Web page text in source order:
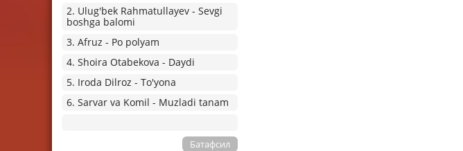
2. Ulug'bek Rahmatullayev - Sevgi
boshga balomi
3. Afruz - Po polyam
4. Shoira Otabekova - Daydi
5. Iroda Dilroz - To'yona
6. Sarvar va Komil - Muzladi tanam
Батафсил